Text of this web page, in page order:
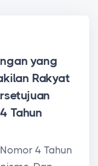
yang
Rakyat
Tahun
4 Tahun